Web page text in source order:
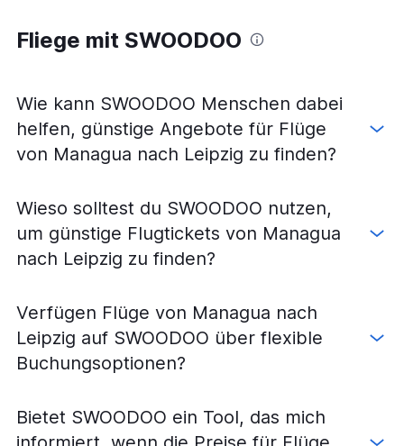
Fliege mit SWOODOO
Wie kann SWOODOO Menschen dabei
helfen, günstige Angebote für Flüge
von Managua nach Leipzig zu finden?
Wieso solltest du SWOODOO nutzen,
um günstige Flugtickets von Managua
nach Leipzig zu finden?
Verfügen Flüge von Managua nach
Leipzig auf SWOODOO über flexible
Buchungsoptionen?
Bietet SWOODOO ein Tool, das mich